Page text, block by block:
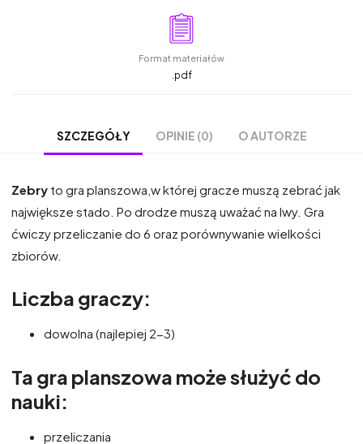
Format materiałów
.pdf
SZCZEGÓŁY OPINIE (0) O AUTORZE
Zebry to gra planszowa,w której gracze muszą zebrać jak
największe stado. Po drodze muszą uważać na lwy. Gra
ćwiczy przeliczanie do 6 oraz porównywanie wielkości
zbiorów.
Liczba graczy:
dowolna (najlepiej 2-3)
Ta gra planszowa może służyć do
nauki:
przeliczania